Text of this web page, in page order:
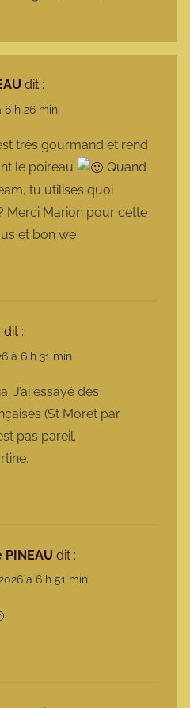
dit :
6 h 26 min
très gourmand et rend
le poireau
Quand
tu utilises quoi
Merci Marion pour cette
et bon we
dit :
à 6 h 31 min
J’ai essayé des
(St Moret par
pas pareil.
PINEAU dit :
à 6 h 51 min